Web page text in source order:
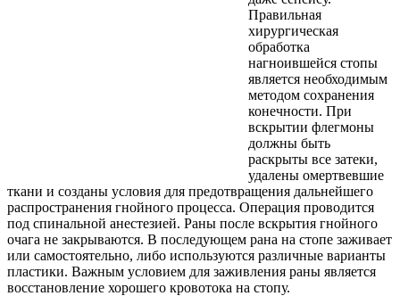
Правильная
хирургическая
обработка
нагноившейся стопы
является необходимым
методом сохранения
конечности. При
вскрытии флегмоны
должны быть
раскрыты все затеки,
удалены омертвевшие
ткани и созданы условия для предотвращения дальнейшего
распространения гнойного процесса. Операция проводится
под спинальной анестезией. Раны после вскрытия гнойного
очага не закрываются. В последующем рана на стопе заживает
или самостоятельно, либо используются различные варианты
пластики. Важным условием для заживления раны является
восстановление хорошего кровотока на стопу.